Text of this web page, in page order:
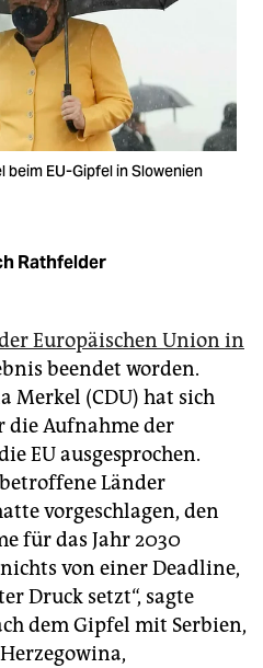
EU-Gipfel in Slowenien
Rathfelder
Europäischen Union in
beendet worden.
Merkel (CDU) hat sich
die Aufnahme der
EU ausgesprochen.
Länder
vorgeschlagen, den
für das Jahr 2030
von einer Deadline,
Druck setzt“, sagte
dem Gipfel mit Serbien,